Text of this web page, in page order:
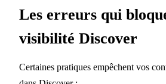
Les erreurs qui
visibilité Discover
Certaines pratiques empêchent vos